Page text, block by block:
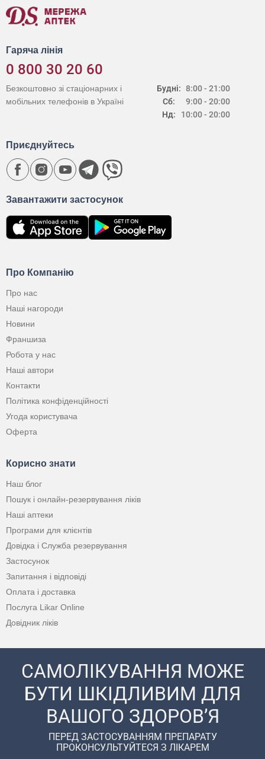
Гаряча лінія
0 800 30 20 60
Будні:
Сб:
Нд:
8:00 - 21:00
9:00 - 20:00
10:00 - 20:00
Безкоштовно зі стаціонарних і
мобільних телефонів в Україні
Про Компанію
Про нас
Наші нагороди
Новини
Франшиза
Робота у нас
Наші автори
Контакти
Політика конфіденційності
Угода користувача
Оферта
Корисно знати
Наш блог
Пошук і онлайн-резервування ліків
Наші аптеки
Програми для клієнтів
Довідка і Служба резервування
Застосунок
Запитання і відповіді
Оплата і доставка
Послуга Likar Online
Довідник ліків
Завантажити застосунок
Приєднуйтесь
САМОЛІКУВАННЯ МОЖЕ
БУТИ ШКІДЛИВИМ ДЛЯ
ВАШОГО ЗДОРОВ’Я
ПЕРЕД ЗАСТОСУВАННЯМ ПРЕПАРАТУ
ПРОКОНСУЛЬТУЙТЕСЯ З ЛІКАРЕМ